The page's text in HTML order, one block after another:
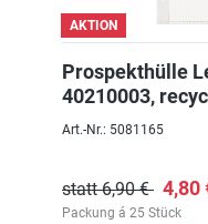
AKTION
Prospekthülle
40210003,
Art.-Nr.: 5081165
statt 6,90 € 4,80
Packung á 25 Stück